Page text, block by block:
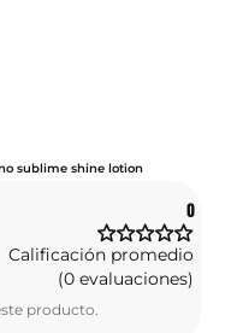
sublime shine lotion
0
Calificación promedio
(0 evaluaciones)
producto.